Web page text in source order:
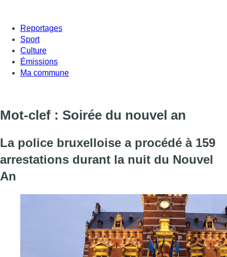
Reportages
Sport
Culture
Émissions
Ma commune
Mot-clef : Soirée du nouvel an
La police bruxelloise a procédé à 159
arrestations durant la nuit du Nouvel
An